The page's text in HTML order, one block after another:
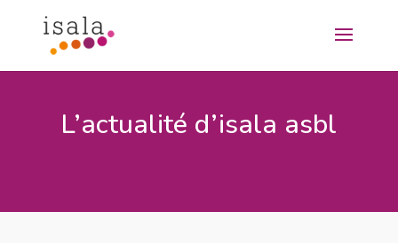
L’actualité d’isala asbl